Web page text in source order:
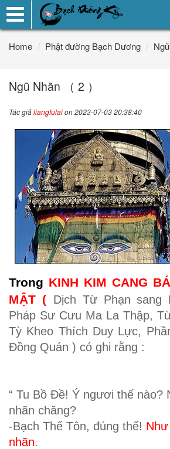
Toggle
navigation
Home
Phật đường Bạch Dương
Ngũ Nhãn （ 2 ）
Tác giảliangfulaion 2023-07-03 20:38:40
Trong KINH KIM CANG
MẬT (
Dịch Từ Phạn sang
Pháp Sư Cưu Ma La Thập,
Tỳ Kheo Thích Duy Lực,
Đồng Quán ) có ghi rằng :
“ Tu Bồ Đề! Ý ngươi thế nào?
nhãn chăng?
-Bạch Thế Tôn, đúng thế!
nhãn.